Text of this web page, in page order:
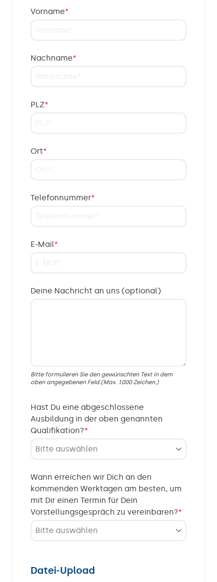
Vorname*
Nachname*
PLZ*
Ort*
Telefonnummer*
E-Mail*
Deine Nachricht an uns (optional)
Bitte formulieren Sie den gewünschten Text in dem
oben angegebenen Feld.(Max. 1.000 Zeichen.)
Hast Du eine abgeschlossene
Ausbildung in der oben genannten
Qualifikation?*
Wann erreichen wir Dich an den
kommenden Werktagen am besten, um
mit Dir einen Termin für Dein
Vorstellungsgespräch zu vereinbaren?*
Datei-Upload